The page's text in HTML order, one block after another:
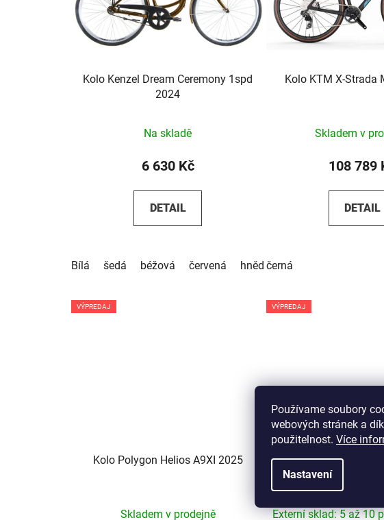
Používame soubory
webových stránek a
použitelnost. Více
Nastavení
Kolo Kenzel Dream Ceremony 1spd
2024
Na skladě
6 630 Kč
DETAIL
Bílá šedá béžová červená hnědá
Kolo KTM X-Strada
Skladem v
108 789
DETAIL
černá
VÝPREDAJ
Kolo Polygon Helios A9XI 2025
Skladem v prodejně
VÝPREDAJ
Dámské kolo KTM
Externí sklad: 5 až 10